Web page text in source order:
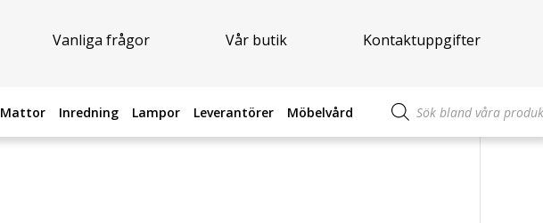
Vanliga frågor Vår butik Kontaktuppgifter
Mattor Inredning Lampor Leverantörer Möbelvård
Produktsökning